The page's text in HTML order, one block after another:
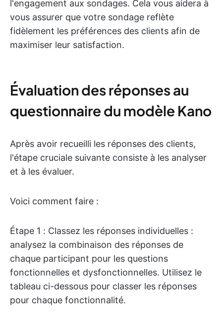
l'engagement aux sondages. Cela vous aidera à
vous assurer que votre sondage reflète
fidèlement les préférences des clients afin de
maximiser leur satisfaction.
Évaluation des réponses au
questionnaire du modèle Kano
Après avoir recueilli les réponses des clients,
l'étape cruciale suivante consiste à les analyser
et à les évaluer.
Voici comment faire :
Étape 1 : Classez les réponses individuelles :
analysez la combinaison des réponses de
chaque participant pour les questions
fonctionnelles et dysfonctionnelles. Utilisez le
tableau ci-dessous pour classer les réponses
pour chaque fonctionnalité.